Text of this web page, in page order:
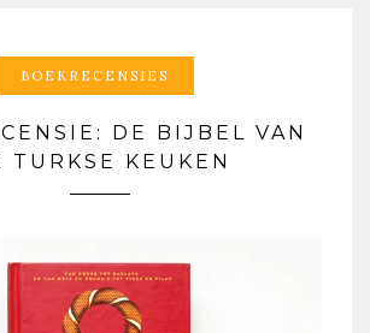
BOEKRECENSIES
DE BIJBEL VAN
TURKSE KEUKEN